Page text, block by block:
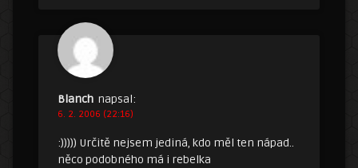
Blanch napsal:
6. 2. 2006 (22:16)
:))))) Určitě nejsem jediná, kdo měl ten nápad..
něco podobného má i rebelka